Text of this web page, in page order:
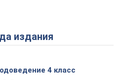
Play Video
издания
4 класс